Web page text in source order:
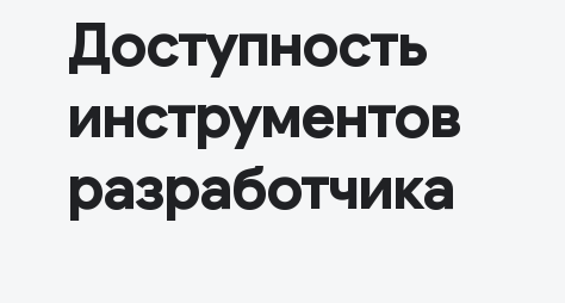
Доступность
инструментов
разработчика